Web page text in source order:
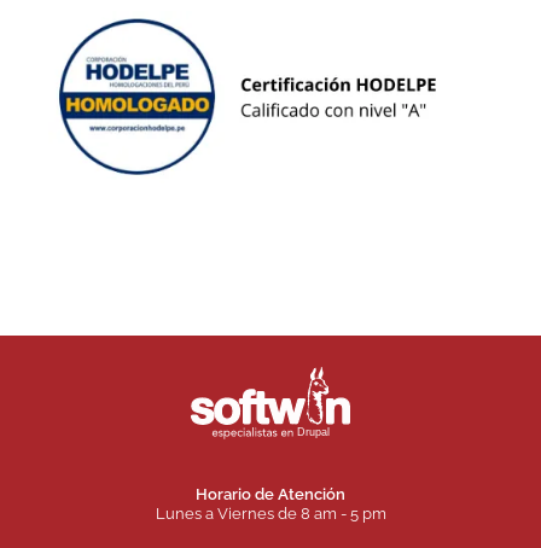
Horario de Atención
Lunes a Viernes de 8 am - 5 pm